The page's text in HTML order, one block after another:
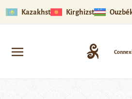
Kazakhstan Kirghizstan